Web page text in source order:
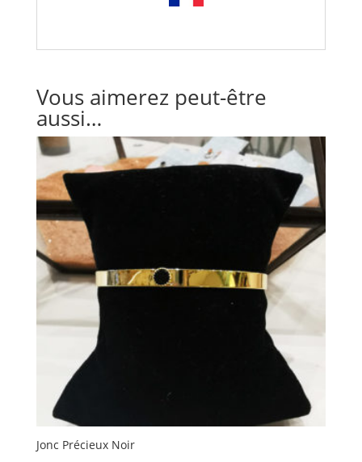
Vous aimerez peut-être
aussi…
Jonc Précieux Noir